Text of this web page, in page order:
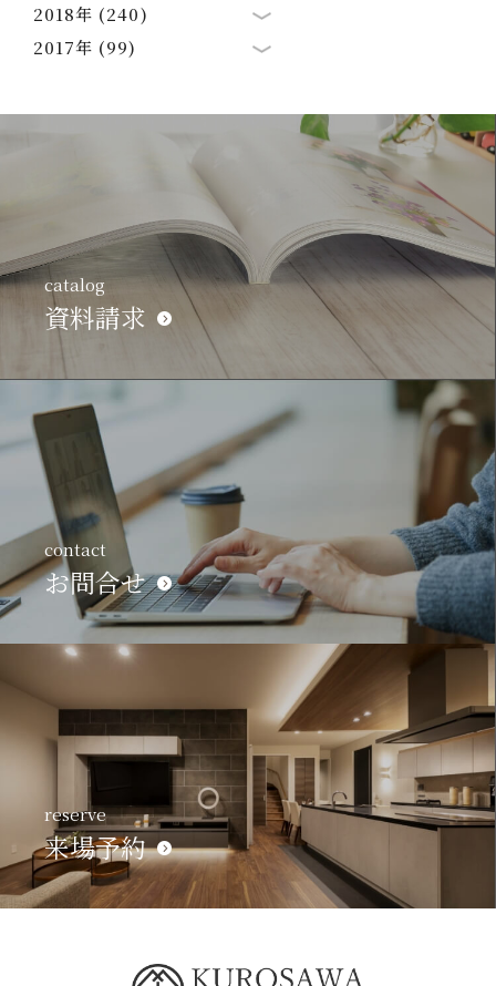
2018年 (240)
2017年 (99)
catalog
資料請求
contact
お問合せ
reserve
来場予約